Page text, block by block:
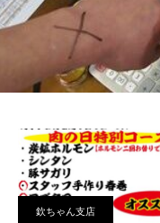
欽ちゃん支店